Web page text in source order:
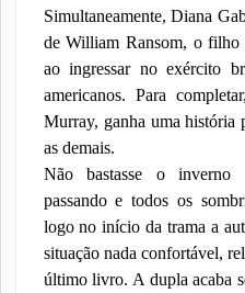
Simultaneamente, Diana
de William Ransom, o filho
ao ingressar no exército
americanos. Para
Murray, ganha uma história
as demais.
Não bastasse o inverno
passando e todos os
logo no início da trama a
situação nada confortável,
último livro. A dupla acaba